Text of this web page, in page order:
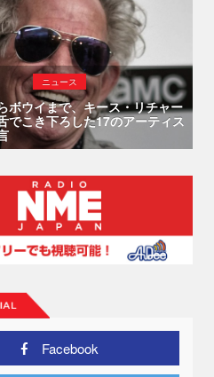
ニュース
ボウイまで、キース・リチャー
でこき下ろした17のアーティス
Facebook